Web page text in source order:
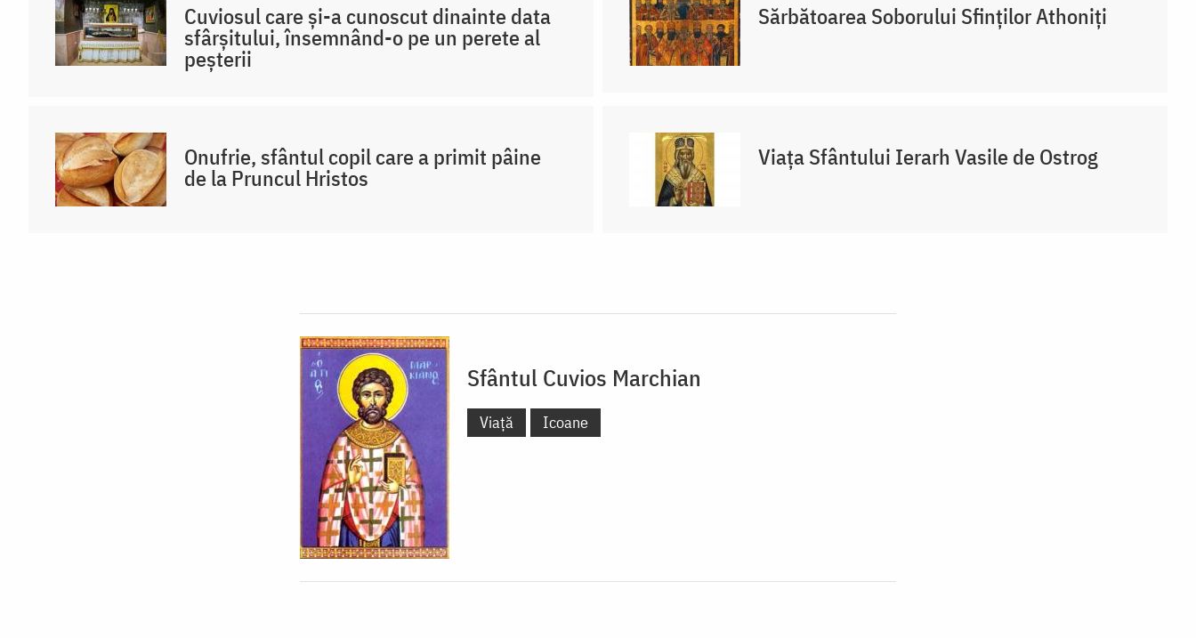
Cuviosul care și-a cunoscut dinainte data
sfârșitului, însemnând-o pe un perete al
peșterii
Sărbătoarea Soborului Sfinților Athoniți
Onufrie, sfântul copil care a primit pâine
de la Pruncul Hristos
Viața Sfântului Ierarh Vasile de Ostrog
Sfântul Cuvios Marchian
Viață Icoane